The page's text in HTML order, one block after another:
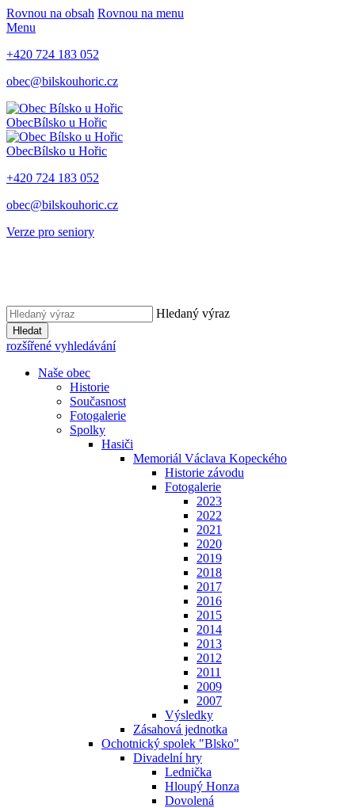
Rovnou na obsah Rovnou na menu
Menu
+420 724 183 052
obec@bilskouhoric.cz
ObecBílsko u Hořic
ObecBílsko u Hořic
+420 724 183 052
obec@bilskouhoric.cz
Verze pro seniory
Hledaný výraz
Hledat
rozšířené vyhledávání
Naše obec
Historie
Současnost
Fotogalerie
Spolky
Hasiči
Memoriál Václava Kopeckého
Historie závodu
Fotogalerie
2023
2022
2021
2020
2019
2018
2017
2016
2015
2014
2013
2012
2011
2009
2007
Výsledky
Zásahová jednotka
Ochotnický spolek "Blsko"
Divadelní hry
Lednička
Hloupý Honza
Dovolená